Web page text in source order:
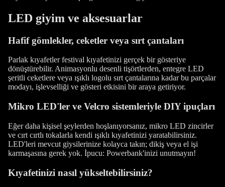
LED giyim ve aksesuarlar
Hafif gömlekler, ceketler veya sırt çantaları
Parlak kıyafetler festival kıyafetinizi gerçek bir gösteriye
dönüştürebilir. Animasyonlu desenli tişörtlerden, entegre LED
şeritli ceketlere veya ışıklı logolu sırt çantalarına kadar bu parçalar
modayı, işlevselliği ve gösteri etkisini bir araya getiriyor.
Mikro LED'ler ve Velcro sistemleriyle DIY ipuçları
Eğer daha kişisel şeylerden hoşlanıyorsanız, mikro LED zincirler
ve cırt cırtlı tokalarla kendi ışıklı kıyafetinizi yaratabilirsiniz.
LED'leri mevcut giysilerinize kolayca takın; dikiş veya el işi
karmaşasına gerek yok. İpucu: Powerbank'inizi unutmayın!
Kıyafetinizi nasıl yükseltebilirsiniz?